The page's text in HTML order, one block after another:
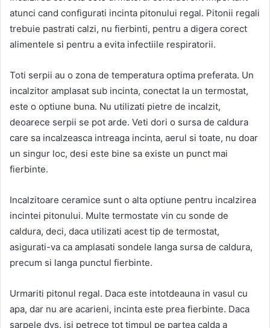
atunci cand configurati incinta pitonului regal. Pitonii regali
trebuie pastrati calzi, nu fierbinti, pentru a digera corect
alimentele si pentru a evita infectiile respiratorii.
Toti serpii au o zona de temperatura optima preferata. Un
incalzitor amplasat sub incinta, conectat la un termostat,
este o optiune buna. Nu utilizati pietre de incalzit,
deoarece serpii se pot arde. Veti dori o sursa de caldura
care sa incalzeasca intreaga incinta, aerul si toate, nu doar
un singur loc, desi este bine sa existe un punct mai
fierbinte.
Incalzitoare ceramice sunt o alta optiune pentru incalzirea
incintei pitonului. Multe termostate vin cu sonde de
caldura, deci, daca utilizati acest tip de termostat,
asigurati-va ca amplasati sondele langa sursa de caldura,
precum si langa punctul fierbinte.
Urmariti pitonul regal. Daca este intotdeauna in vasul cu
apa, dar nu are acarieni, incinta este prea fierbinte. Daca
sarpele dvs. isi petrece tot timpul pe partea calda a